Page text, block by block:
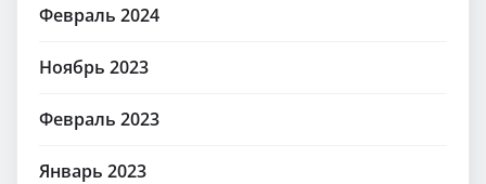
Февраль 2024
Ноябрь 2023
Февраль 2023
Январь 2023